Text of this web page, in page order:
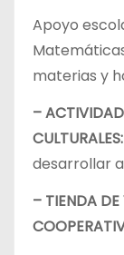
Apoyo
materias y
–
CULTURALES:
desarrollar
– TIENDA DE